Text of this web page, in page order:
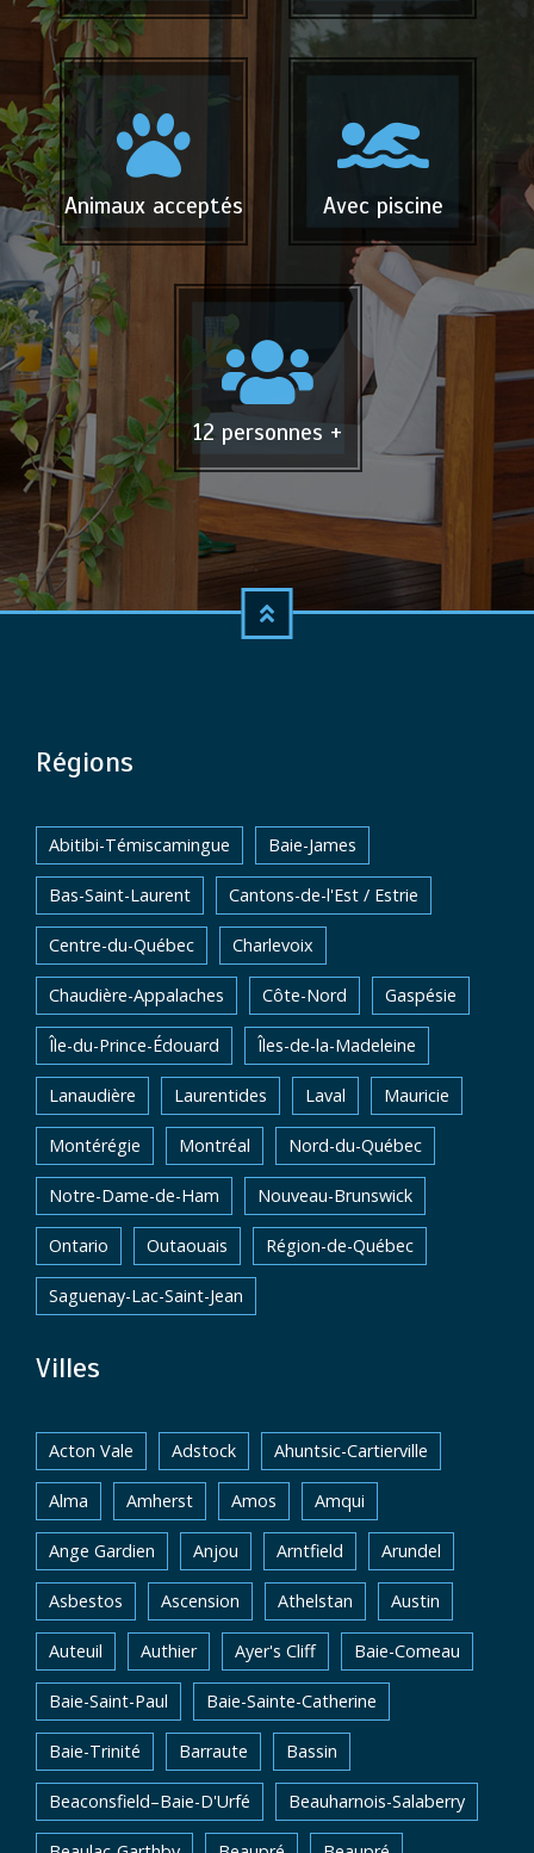
Animaux acceptés Avec piscine
12 personnes +
Régions
Abitibi-Témiscamingue Baie-James
Bas-Saint-Laurent Cantons-de-l'Est / Estrie
Centre-du-Québec Charlevoix
Chaudière-Appalaches Côte-Nord Gaspésie
Île-du-Prince-Édouard Îles-de-la-Madeleine
Lanaudière Laurentides Laval Mauricie
Montérégie Montréal Nord-du-Québec
Notre-Dame-de-Ham Nouveau-Brunswick
Ontario Outaouais Région-de-Québec
Saguenay-Lac-Saint-Jean
Villes
Acton Vale Adstock Ahuntsic-Cartierville
Alma Amherst Amos Amqui
Ange Gardien Anjou Arntfield Arundel
Asbestos Ascension Athelstan Austin
Auteuil Authier Ayer's Cliff Baie-Comeau
Baie-Saint-Paul Baie-Sainte-Catherine
Baie-Trinité Barraute Bassin
Beaconsfield–Baie-D'Urfé Beauharnois-Salaberry